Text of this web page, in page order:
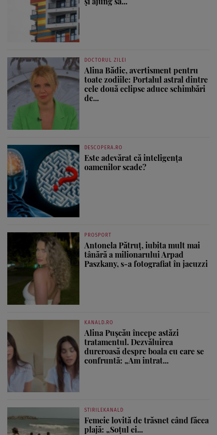
DOCTORUL ZILEI
Alina Bădic, avertisment pentru
toate zodiile: Portalul astral dintre
cele două eclipse aduce schimbări
de...
DESCOPERA.RO
Este adevărat că inteligența
oamenilor scade?
PROSPORT
Antonela Pătruț, iubita mult mai
tânără a milionarului Arpad
Paszkany, s-a fotografiat în jacuzzi
KANALD.RO
Alina Pușcău începe astăzi
tratamentul. Dezvăluirea
dureroasă despre boala cu care se
confruntă: „Am intrat...
STIRILEKANALD
Femeie lovită de trăsnet când făcea
plajă: „Soțul ei...